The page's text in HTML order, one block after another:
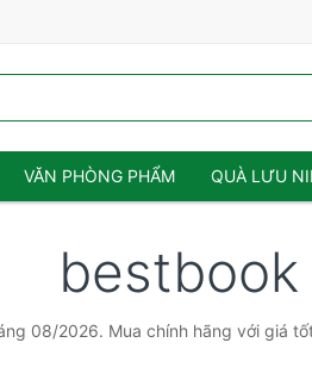
VĂN PHÒNG PHẨM QUÀ LƯU
bestbook
08/2026. Mua chính hãng với giá